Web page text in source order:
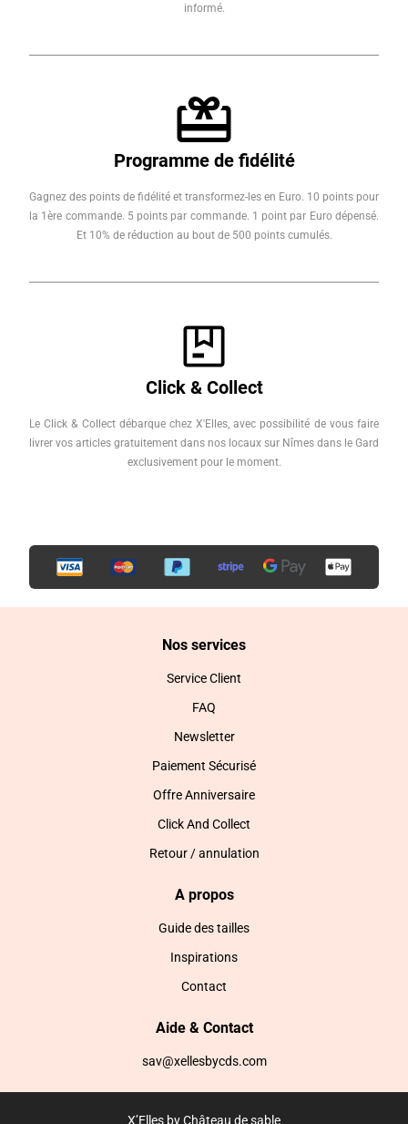
informé.
Programme de fidélité
Gagnez des points de fidélité et transformez-les en Euro. 10 points pour
la 1ère commande. 5 points par commande. 1 point par Euro dépensé.
Et 10% de réduction au bout de 500 points cumulés.
Click & Collect
Le Click & Collect débarque chez X'Elles, avec possibilité de vous faire
livrer vos articles gratuitement dans nos locaux sur Nîmes dans le Gard
exclusivement pour le moment.
Nos services
Service Client
FAQ
Newsletter
Paiement Sécurisé
Offre Anniversaire
Click And Collect
Retour / annulation
A propos
Guide des tailles
Inspirations
Contact
Aide & Contact
sav@xellesbycds.com
X’Elles by Château de sable